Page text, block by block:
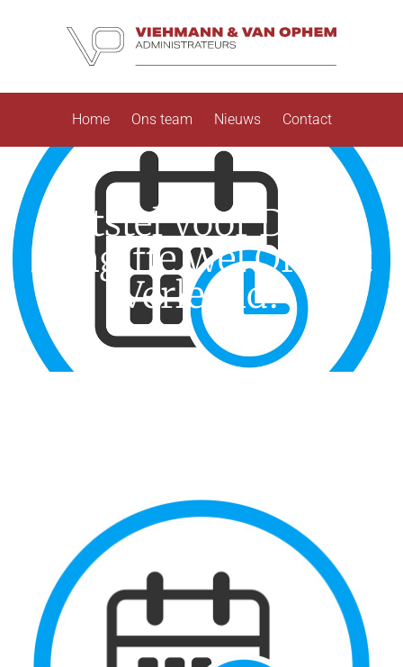
Home Ons team Nieuws Contact
Uitstel Voor Doen
Aangifte Wel Of Niet
Verleend?